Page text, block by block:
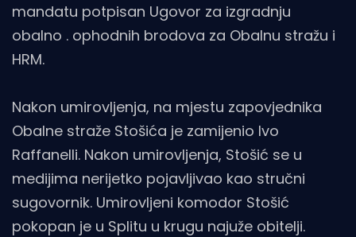
mandatu potpisan Ugovor za izgradnju
obalno . ophodnih brodova za Obalnu stražu i
HRM.
Nakon umirovljenja, na mjestu zapovjednika
Obalne straže Stošića je zamijenio Ivo
Raffanelli. Nakon umirovljenja, Stošić se u
medijima nerijetko pojavljivao kao stručni
sugovornik. Umirovljeni komodor Stošić
pokopan je u Splitu u krugu najuže obitelji.